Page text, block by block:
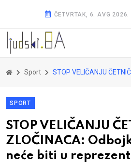
ČETVRTAK, 6. AVG 2026.
Sport STOP VELIČANJU ČETNIČKIH ZLOČINACA: Odbojkašica više neće biti u reprezentaciji BiH, ovo je monstrum
SPORT
STOP VELIČANJU
ZLOČINACA:
neće biti u